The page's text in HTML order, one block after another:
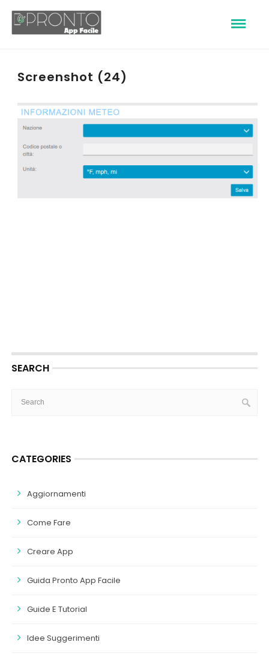
Screenshot (24)
SEARCH
CATEGORIES
Aggiornamenti
Come Fare
Creare App
Guida Pronto App Facile
Guide E Tutorial
Idee Suggerimenti